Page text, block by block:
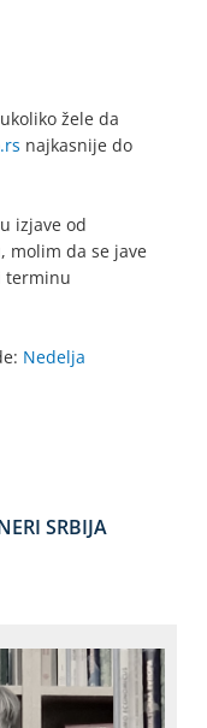
žele da
najkasnije do
izjave od
molim da se jave
terminu
Nedelja
SRBIJA